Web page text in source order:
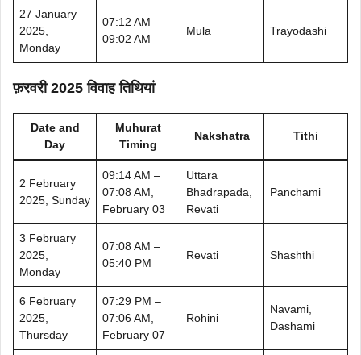
27 January
2025,
Monday
07:12 AM –
09:02 AM
Mula Trayodashi
फ़रवरी 2025 विवाह तिथियां
Date and
Day
Muhurat
Timing
Nakshatra Tithi
2 February
2025, Sunday
09:14 AM –
07:08 AM,
February 03
Uttara
Bhadrapada,
Revati
Panchami
3 February
2025,
Monday
07:08 AM –
05:40 PM
Revati Shashthi
6 February
2025,
Thursday
07:29 PM –
07:06 AM,
February 07
Rohini
Navami,
Dashami